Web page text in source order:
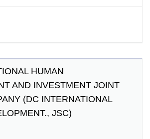
HUMAN
AND INVESTMENT JOINT
(DC INTERNATIONAL
JSC)